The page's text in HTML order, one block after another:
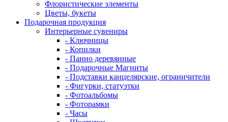
Флористические элементы
Цветы, букеты
Подарочная продукция
Интерьерные сувениры
- Ключницы
- Копилки
- Панно деревянные
- Подарочные Магниты
- Подставки канцелярские, ограничители
- Фигурки, статуэтки
- Фотоальбомы
- Фоторамки
- Часы